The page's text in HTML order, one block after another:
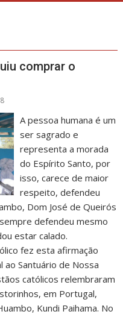
comprar o
A pessoa humana é um
ser sagrado e
representa a morada
do Espírito Santo, por
isso, carece de maior
respeito, defendeu
Dom José de Queirós
defendeu mesmo
estar calado.
fez esta afirmação
Santuário de Nossa
católicos relembraram
em Portugal,
Kundi Paihama. No